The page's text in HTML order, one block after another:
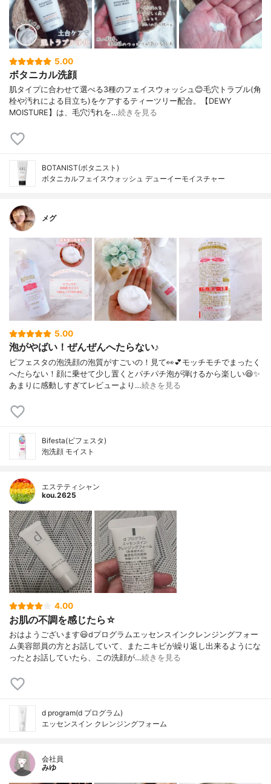
5.00
ボタニカル洗顔
肌タイプに合わせて選べる3種のフェイスウォッシュ😊毛穴トラブル(角
栓や汚れによる目立ち)をケアするティーツリー配合。【DEWY
MOISTURE】は、毛穴汚れを…続きを見る
BOTANIST(ボタニスト)
ボタニカルフェイスウォッシュ デューイーモイスチャー
メグ
5.00
泡がやばい！ぜんぜんへたらない♪
ビフェスタの泡洗顔の泡質がすごいの！見て👀💕モッチモチでまったく
へたらない！顔に乗せて少し置くとパチパチ泡が弾けるから楽しい😆✨
あまりに感動しすぎてレビューより…続きを見る
Bifesta(ビフェスタ)
泡洗顔 モイスト
エステティシャン
kou.2625
4.00
お肌の不調を感じたら☆
おはようございます😃dプログラムエッセンスインクレンジングフォー
ム美容部員の方とお話していて、またニキビが繰り返し出来るようにな
ったとお話していたら、この洗顔が…続きを見る
d program(d プログラム)
エッセンスイン クレンジングフォーム
会社員
みゆ